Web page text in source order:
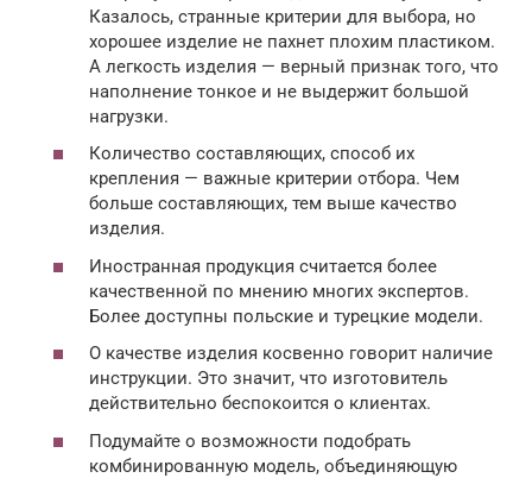
Казалось, странные критерии для выбора, но
хорошее изделие не пахнет плохим пластиком.
А легкость изделия — верный признак того, что
наполнение тонкое и не выдержит большой
нагрузки.
Количество составляющих, способ их
крепления — важные критерии отбора. Чем
больше составляющих, тем выше качество
изделия.
Иностранная продукция считается более
качественной по мнению многих экспертов.
Более доступны польские и турецкие модели.
О качестве изделия косвенно говорит наличие
инструкции. Это значит, что изготовитель
действительно беспокоится о клиентах.
Подумайте о возможности подобрать
комбинированную модель, объединяющую